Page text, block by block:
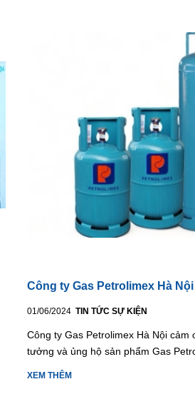
Công ty Gas Petrolimex Hà
01/06/2024 TIN TỨC SỰ KIỆN
Công ty Gas Petrolimex Hà Nội cảm
tưởng và ủng hộ sản phẩm Gas
XEM THÊM